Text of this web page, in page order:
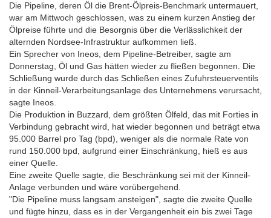
Die Pipeline, deren Öl die Brent-Ölpreis-Benchmark untermauert,
war am Mittwoch geschlossen, was zu einem kurzen Anstieg der
Ölpreise führte und die Besorgnis über die Verlässlichkeit der
alternden Nordsee-Infrastruktur aufkommen ließ.
Ein Sprecher von Ineos, dem Pipeline-Betreiber, sagte am
Donnerstag, Öl und Gas hätten wieder zu fließen begonnen. Die
Schließung wurde durch das Schließen eines Zufuhrsteuerventils
in der Kinneil-Verarbeitungsanlage des Unternehmens verursacht,
sagte Ineos.
Die Produktion in Buzzard, dem größten Ölfeld, das mit Forties in
Verbindung gebracht wird, hat wieder begonnen und beträgt etwa
95.000 Barrel pro Tag (bpd), weniger als die normale Rate von
rund 150.000 bpd, aufgrund einer Einschränkung, hieß es aus
einer Quelle.
Eine zweite Quelle sagte, die Beschränkung sei mit der Kinneil-
Anlage verbunden und wäre vorübergehend.
"Die Pipeline muss langsam ansteigen", sagte die zweite Quelle
und fügte hinzu, dass es in der Vergangenheit ein bis zwei Tage